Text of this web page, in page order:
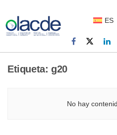
ES
Etiqueta: g20
No hay